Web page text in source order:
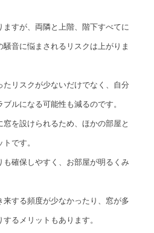
すが、両隣と上階、階下すべてに
音に悩まされるリスクは上がりま
たリスクが少ないだけでなく、自分
ルになる可能性も減るのです。
を設けられるため、ほかの部屋と
です。
も確保しやすく、お部屋が明るくみ
する頻度が少なかったり、窓が多
るメリットもあります。